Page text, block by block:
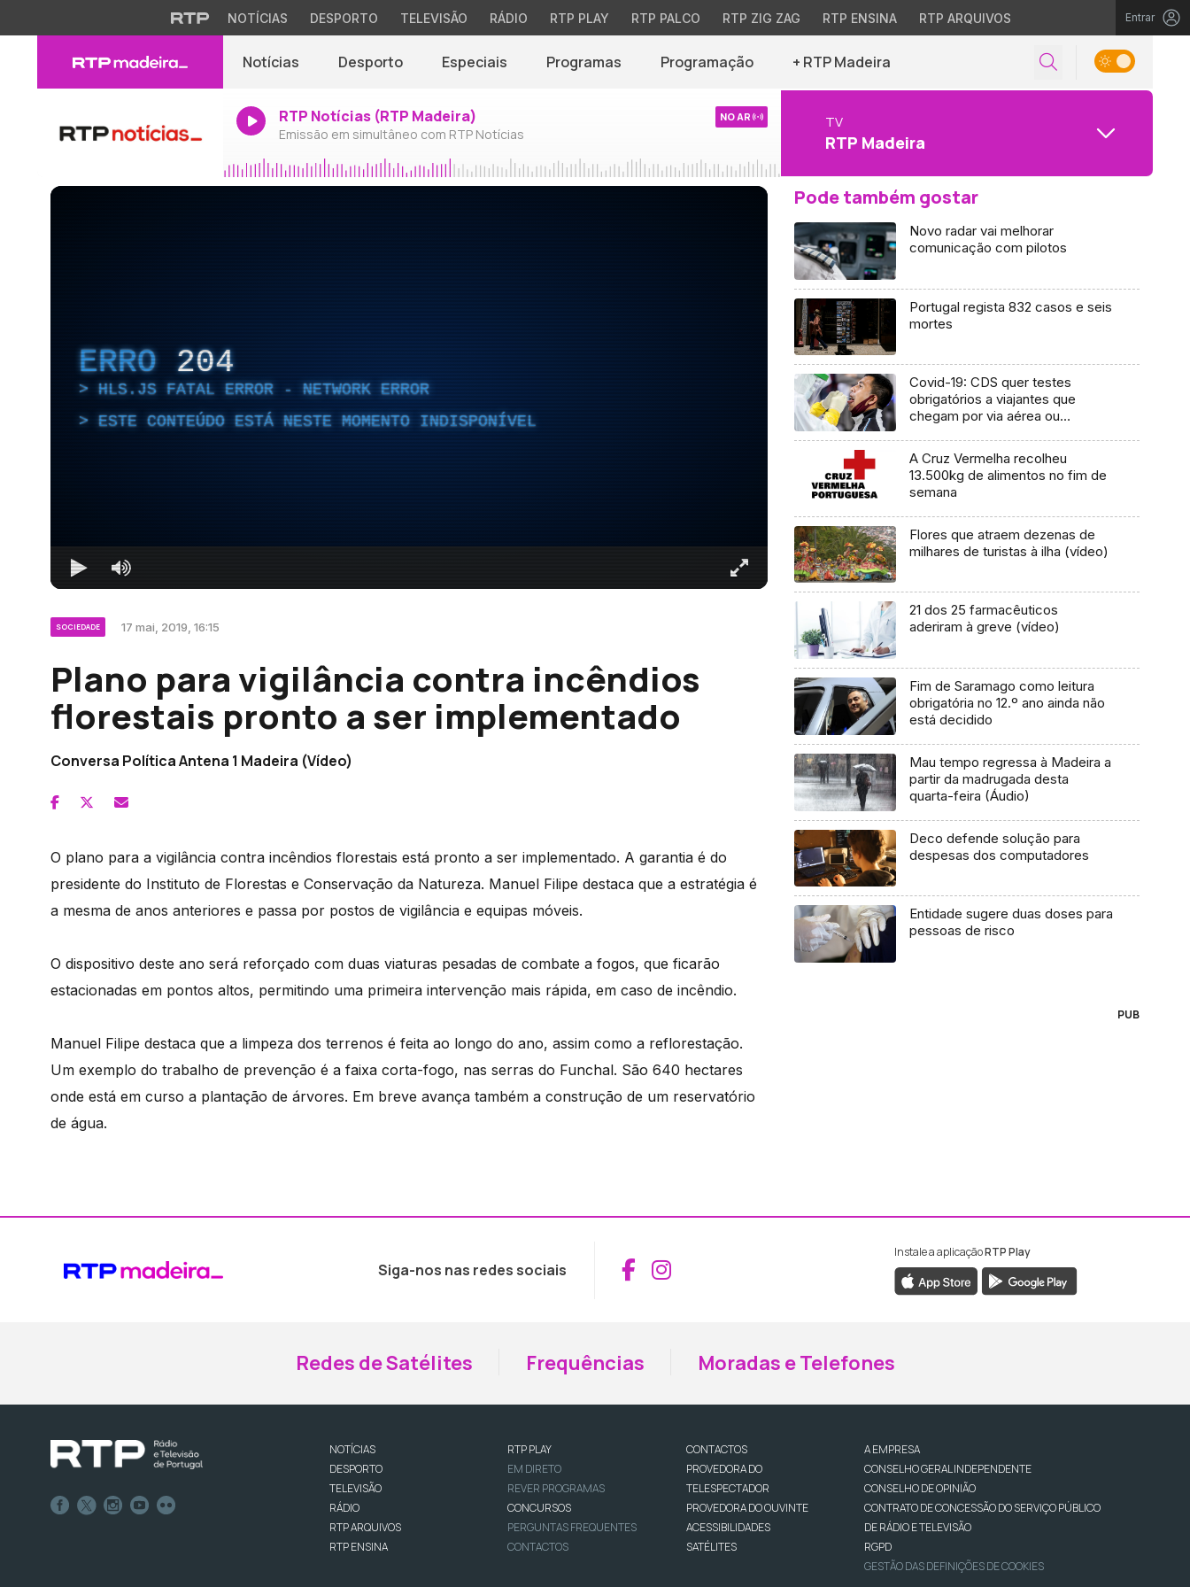
NOTÍCIAS DESPORTO TELEVISÃO RÁDIO RTP PLAY RTP PALCO RTP ZIG ZAG RTP ENSINA RTP ARQUIVOS Entrar
Notícias Desporto Especiais Programas Programação + RTP Madeira
RTP Notícias (RTP Madeira)
Emissão em simultâneo com RTP Notícias
NO AR TV
RTP Madeira
ERRO 204
HLS.JS FATAL ERROR - NETWORK ERROR
ESTE CONTEÚDO ESTÁ NESTE MOMENTO INDISPONÍVEL
SOCIEDADE 17 mai, 2019, 16:15
Plano para vigilância contra incêndios
florestais pronto a ser implementado
Conversa Política Antena 1 Madeira (Vídeo)
O plano para a vigilância contra incêndios florestais está pronto a ser implementado. A garantia é do
presidente do Instituto de Florestas e Conservação da Natureza. Manuel Filipe destaca que a estratégia é
a mesma de anos anteriores e passa por postos de vigilância e equipas móveis.
O dispositivo deste ano será reforçado com duas viaturas pesadas de combate a fogos, que ficarão
estacionadas em pontos altos, permitindo uma primeira intervenção mais rápida, em caso de incêndio.
Manuel Filipe destaca que a limpeza dos terrenos é feita ao longo do ano, assim como a reflorestação.
Um exemplo do trabalho de prevenção é a faixa corta-fogo, nas serras do Funchal. São 640 hectares
onde está em curso a plantação de árvores. Em breve avança também a construção de um reservatório
de água.
Pode também gostar
Novo radar vai melhorar
comunicação com pilotos
Portugal regista 832 casos e seis
mortes
Covid-19: CDS quer testes
obrigatórios a viajantes que
chegam por via aérea ou
A Cruz Vermelha recolheu
13.500kg de alimentos no fim de
semana
Flores que atraem dezenas de
milhares de turistas à ilha (vídeo)
21 dos 25 farmacêuticos
aderiram à greve (vídeo)
Fim de Saramago como leitura
obrigatória no 12.º ano ainda não
está decidido
Mau tempo regressa à Madeira a
partir da madrugada desta
quarta-feira (Áudio)
Deco defende solução para
despesas dos computadores
Entidade sugere duas doses para
pessoas de risco
PUB
Siga-nos nas redes sociais Aceder ao Facebook da RTP Madeira
Aceder ao Instagram da RTP Madeira
Instale a aplicaçãoRTP Play
Redes de Satélites Frequências Moradas e Telefones
NOTÍCIAS
DESPORTO
TELEVISÃO
RÁDIO
RTP ARQUIVOS
RTP ENSINA
RTP PLAY
EM DIRETO
REVER PROGRAMAS
CONCURSOS
PERGUNTAS FREQUENTES
CONTACTOS
CONTACTOS
PROVEDORA DO
TELESPECTADOR
PROVEDORA DO OUVINTE
ACESSIBILIDADES
SATÉLITES
A EMPRESA
CONSELHO GERAL INDEPENDENTE
CONSELHO DE OPINIÃO
CONTRATO DE CONCESSÃO DO SERVIÇO PÚBLICO
DE RÁDIO E TELEVISÃO
RGPD
GESTÃO DAS DEFINIÇÕES DE COOKIES